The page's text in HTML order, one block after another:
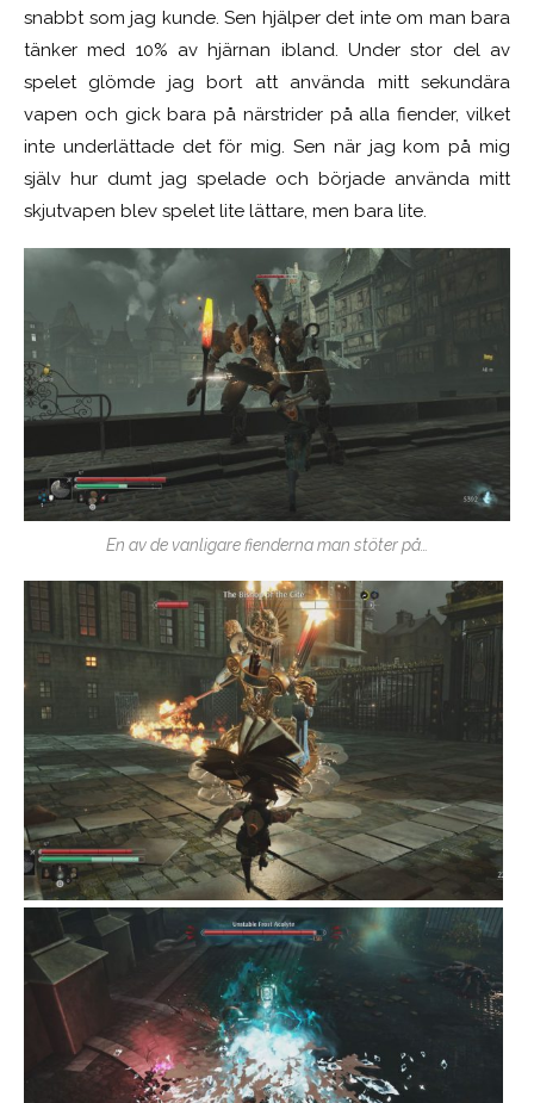
snabbt som jag kunde. Sen hjälper det inte om man bara
tänker med 10% av hjärnan ibland. Under stor del av
spelet glömde jag bort att använda mitt sekundära
vapen och gick bara på närstrider på alla fiender, vilket
inte underlättade det för mig. Sen när jag kom på mig
själv hur dumt jag spelade och började använda mitt
skjutvapen blev spelet lite lättare, men bara lite.
En av de vanligare fienderna man stöter på…